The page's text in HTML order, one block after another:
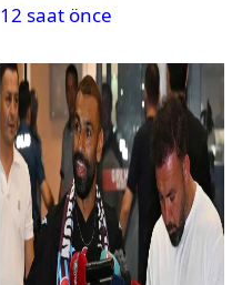
saat kaçta oynanacak?
12 saat önce